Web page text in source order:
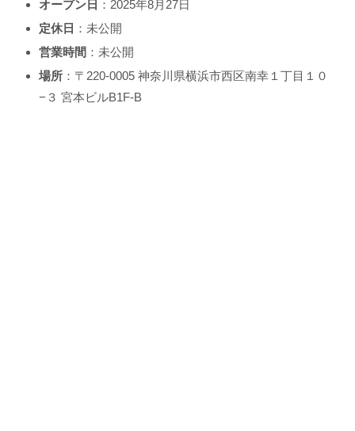
オープン日 ：2025年8月27日
定休日 ：未公開
営業時間 ：未公開
場所 ：〒220-0005 神奈川県横浜市西区南幸１丁目１０
−３ 宮本ビルB1F-B